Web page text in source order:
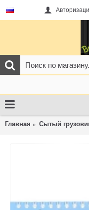
Главная Сытый